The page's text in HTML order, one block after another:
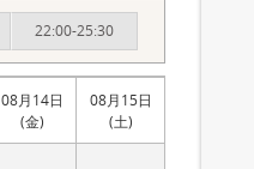
22:00-25:30
08月14日
(金)
08月15日
(土)